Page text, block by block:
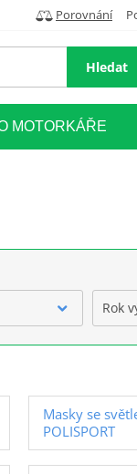
Porovnání
Hledat
MOTORKÁŘE
Rok
Masky se
POLISPORT